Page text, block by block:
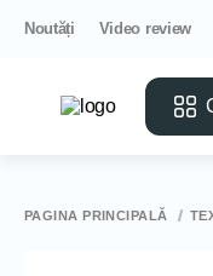
Noutăți Video review
PAGINA PRINCIPALĂ